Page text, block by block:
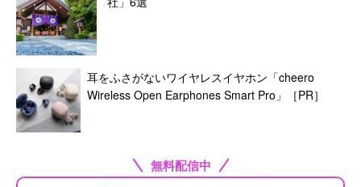
耳をふさがないワイヤレスイヤホン「cheero
Wireless Open Earphones Smart Pro」［PR］
無料配信中